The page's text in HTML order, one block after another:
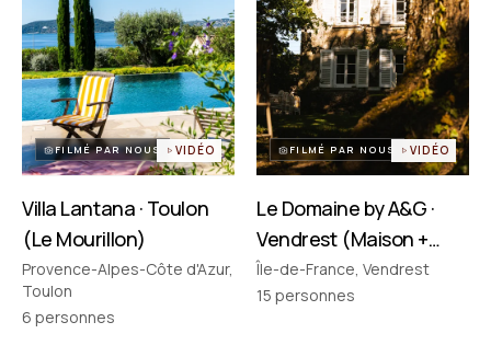
FILMÉ PAR NOUS VIDÉO
Villa Lantana · Toulon
(Le Mourillon)
Provence-Alpes-Côte d'Azur,
Toulon
6 personnes
FILMÉ PAR NOUS VIDÉO
Le Domaine by A&G ·
Vendrest (Maison +
Pavillon)
Île-de-France, Vendrest
15 personnes